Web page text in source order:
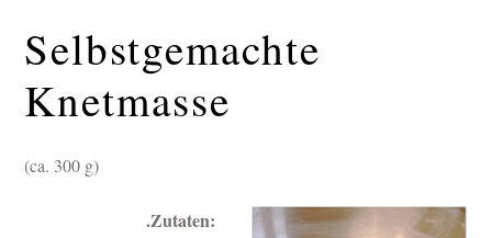
Selbstgemachte
Knetmasse
(ca. 300 g)
.Zutaten: